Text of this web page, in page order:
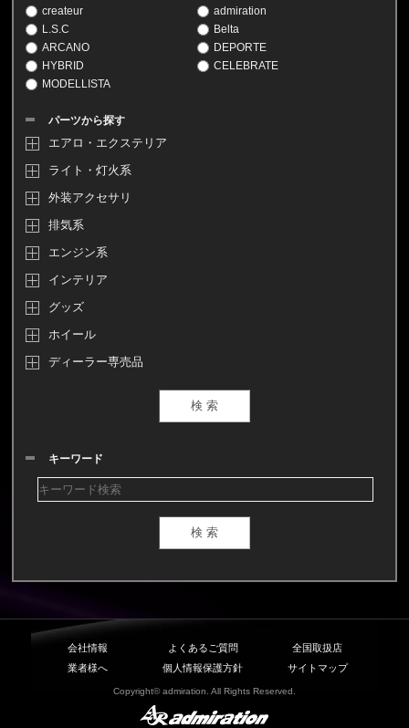
createur
admiration
L.S.C
Belta
ARCANO
DEPORTE
HYBRID
CELEBRATE
MODELLISTA
パーツから探す
エアロ・エクステリア
ライト・灯火系
外装アクセサリ
排気系
エンジン系
インテリア
グッズ
ホイール
ディーラー専売品
キーワード
会社情報 よくあるご質問
全国取扱店
業者様へ
個人情報保護方針 サイトマップ
Copyright© admiration. All Rights Reserved.